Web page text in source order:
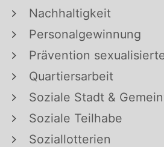
Nachhaltigkeit
Personalgewinnung
Prävention
Quartiersarbeit
Soziale Stadt &
Soziale Teilhabe
Soziallotterien